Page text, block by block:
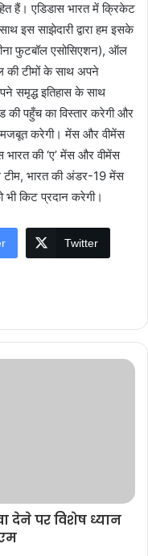
हैं। एडिडास भारत में क्रिकेट
इस साझेदारी द्वारा हम इसके
फुटबॉल एसोसिएशन), ऑल
की टीमों के साथ अपने
समृद्ध इतिहास के साथ
की पहुँच का विस्तार करेगी और
मजबूत करेगी। मेंस और वीमेंस
की ‘ए’ मेंस और वीमेंस
टीम, भारत की अंडर-19 मेंस
किट प्रदान करेगी।
Twitter
देने पर विशेष ध्यान